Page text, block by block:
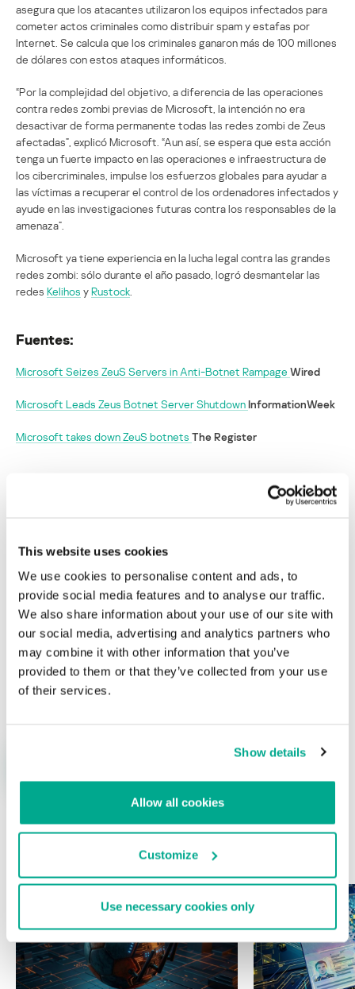
This website uses cookies
We use cookies to personalise content and ads, to
provide social media features and to analyse our traffic.
We also share information about your use of our site with
our social media, advertising and analytics partners who
may combine it with other information that you’ve
provided to them or that they’ve collected from your use
of their services.
Show details
Allow all cookies
Customize
Use necessary cookies only
asegura que los atacantes utilizaron los equipos infectados para
cometer actos criminales como distribuir spam y estafas por
Internet. Se calcula que los criminales ganaron más de 100 millones
de dólares con estos ataques informáticos.
“Por la complejidad del objetivo, a diferencia de las operaciones
contra redes zombi previas de Microsoft, la intención no era
desactivar de forma permanente todas las redes zombi de Zeus
afectadas”, explicó Microsoft. “Aun así, se espera que esta acción
tenga un fuerte impacto en las operaciones e infraestructura de
los cibercriminales, impulse los esfuerzos globales para ayudar a
las víctimas a recuperar el control de los ordenadores infectados y
ayude en las investigaciones futuras contra los responsables de la
amenaza”.
Microsoft ya tiene experiencia en la lucha legal contra las grandes
redes zombi: sólo durante el año pasado, logró desmantelar las
redes Kelihos yRustock
Fuentes:
Microsoft Seizes ZeuS Servers in Anti-Botnet Rampage Wired
Microsoft Leads Zeus Botnet Server ShutdownInformationWeek
Microsoft takes down ZeuS botnets The Register
Microsoft desactiva los servidores C&C de
campos obligatorios están marcados con
Nombre* Correo electrónico*
ÚLTIMAS PUBLICACIONES